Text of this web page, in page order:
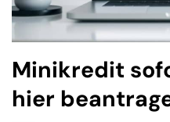
Minikredit
hier